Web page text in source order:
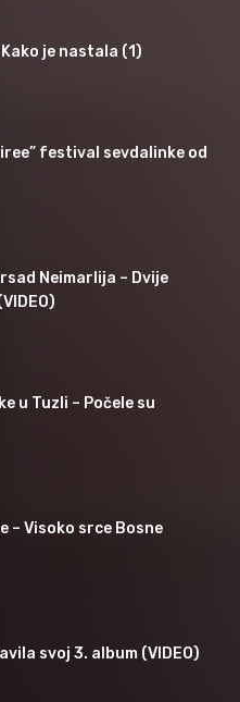
je nastala (1)
festival sevdalinke od
Neimarlija – Dvije
u Tuzli – Počele su
– Visoko srce Bosne
svoj 3. album (VIDEO)